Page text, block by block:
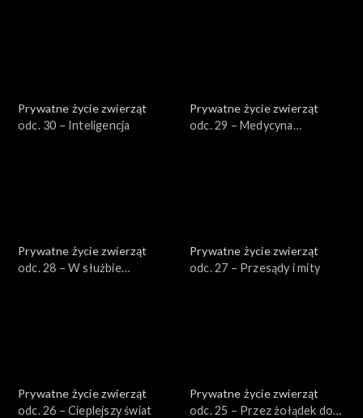
Prywatne życie zwierząt
odc. 30 – Inteligencja
Prywatne życie zwierząt
odc. 29 – Medycyna
Prywatne życie zwierząt
odc. 28 – W służbie
Prywatne życie zwierząt
odc. 27 – Przesądy i mity
Prywatne życie zwierząt
odc. 26 – Cieplejszy świat
Prywatne życie zwierząt
odc. 25 – Przez żołądek do